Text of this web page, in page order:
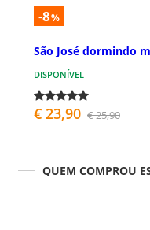
-8%
São José dormindo
DISPONÍVEL
€ 23,90 € 25,90
QUEM COMPROU